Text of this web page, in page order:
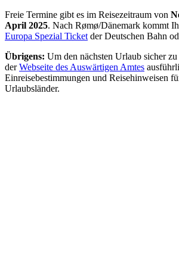
Freie Termine gibt es im Reisezeitraum von
April 2025. Nach Rømø/Dänemark kommt
Europa Spezial Ticket der Deutschen Bahn
Übrigens: Um den nächsten Urlaub sicher
derWebseite des Auswärtigen Amtes
Einreisebestimmungen und Reisehinweisen
Urlaubsländer.